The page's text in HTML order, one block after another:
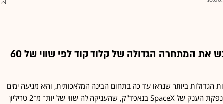
אילון מאסק רוכש את המתחרה הגדולה של קלוד קוד לפי שווי של 60
הגדולות ביותר שנראו עד כה בתחום הבינה המלאכותית, והיא מגיעה ימים
ספורים בלבד לאחר הנפקת הענק של SpaceX בנאסד"ק, שהעניקה לה שווי של יותר מ־2 טריליון